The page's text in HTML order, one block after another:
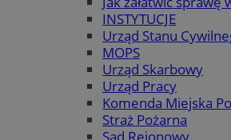
INSTYTUCJE
Urząd Stanu
MOPS
Urząd Skarbowy
Urząd Pracy
Komenda Miejska
Straż Pożarna